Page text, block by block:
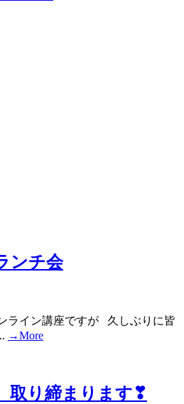
ンチ会
ライン講座ですが 久しぶりに皆
→More
取り締まります❣